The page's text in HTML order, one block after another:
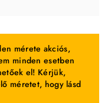
mérete akciós,
minden esetben
el! Kérjük,
méretet, hogy lásd